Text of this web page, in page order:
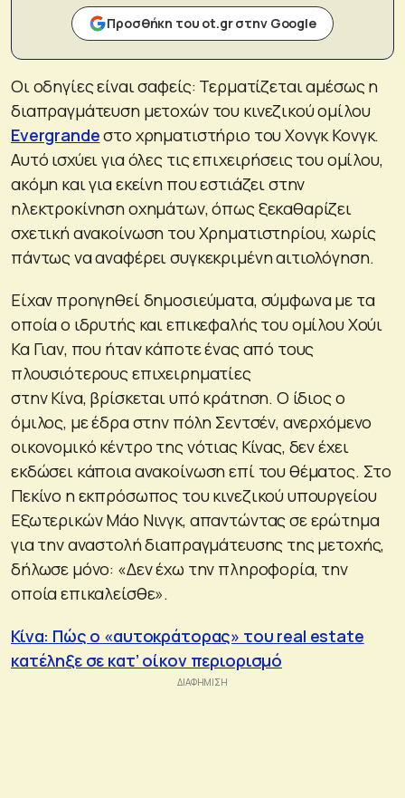
Προσθήκη του ot.gr στην Google
Οι οδηγίες είναι σαφείς: Τερματίζεται αμέσως η
διαπραγμάτευση μετοχών του κινεζικού ομίλου
Evergrandeστο χρηματιστήριο του Χονγκ Κονγκ.
Αυτό ισχύει για όλες τις επιχειρήσεις του ομίλου,
ακόμη και για εκείνη που εστιάζει στην
ηλεκτροκίνηση οχημάτων, όπως ξεκαθαρίζει
σχετική ανακοίνωση του Χρηματιστηρίου, χωρίς
πάντως να αναφέρει συγκεκριμένη αιτιολόγηση.
Είχαν προηγηθεί δημοσιεύματα, σύμφωνα με τα
οποία ο ιδρυτής και επικεφαλής του ομίλου Χούι
Κα Γιαν, που ήταν κάποτε ένας από τους
πλουσιότερους επιχειρηματίες
στην Κίνα, βρίσκεται υπό κράτηση. Ο ίδιος ο
όμιλος, με έδρα στην πόλη Σεντσέν, ανερχόμενο
οικονομικό κέντρο της νότιας Κίνας, δεν έχει
εκδώσει κάποια ανακοίνωση επί του θέματος. Στο
Πεκίνο η εκπρόσωπος του κινεζικού υπουργείου
Εξωτερικών Μάο Νινγκ, απαντώντας σε ερώτημα
για την αναστολή διαπραγμάτευσης της μετοχής,
δήλωσε μόνο: «Δεν έχω την πληροφορία, την
οποία επικαλείσθε».
Κίνα: Πώς ο «αυτοκράτορας» του real estate
κατέληξε σε κατ’ οίκον περιορισμό